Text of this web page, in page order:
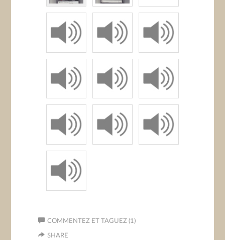
COMMENTEZ ET TAGUEZ (1)
SHARE